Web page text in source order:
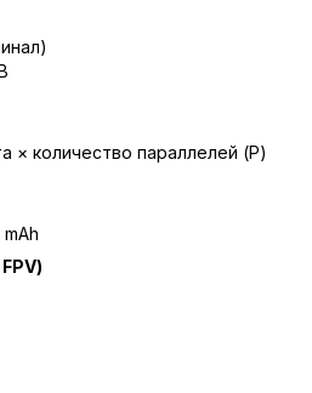
× количество параллелей (P)